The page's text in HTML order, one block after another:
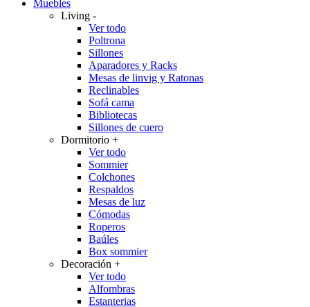
Muebles
Living -
Ver todo
Poltrona
Sillones
Aparadores y Racks
Mesas de linvig y Ratonas
Reclinables
Sofá cama
Bibliotecas
Sillones de cuero
Dormitorio +
Ver todo
Sommier
Colchones
Respaldos
Mesas de luz
Cómodas
Roperos
Baúles
Box sommier
Decoración +
Ver todo
Alfombras
Estanterias